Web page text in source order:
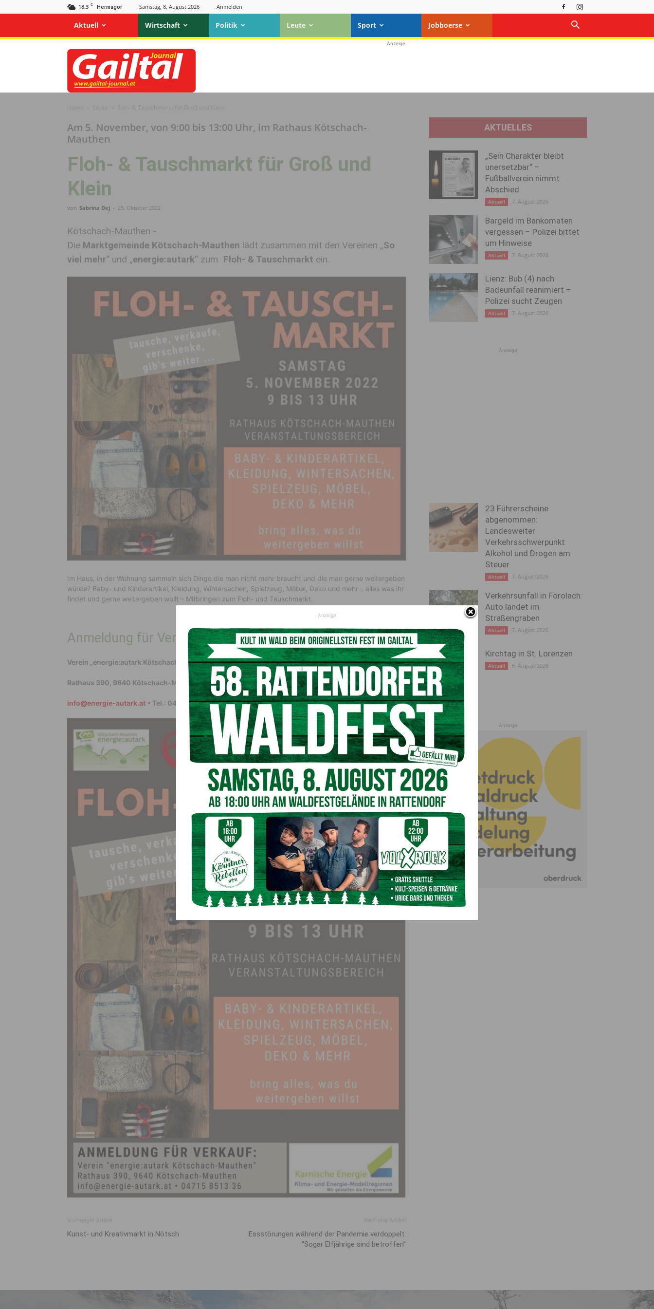
18.3 C Hermagor Samstag, 8. August 2026 Anmelden
Aktuell Wirtschaft Politik Leute Sport Jobboerse
Gailtal
Journal
Anzeige
Am 5. November, von 9:00 bis 13:00 Uhr, im Rathaus Kötschach-
Mauthen
Floh- & Tauschmarkt für Groß und
Klein
von Sabrina Dej - 25. Oktober 2022
Kötschach-Mauthen -
Die Marktgemeinde Kötschach-Mauthen lädt zusammen mit den Vereinen „So
viel mehr“ und „energie:autark“ zum Floh- & Tauschmarkt ein.
Im Haus, in der Wohnung sammeln sich Dinge die man nicht mehr braucht und die man gerne weitergeben
würde? Baby- und Kinderartikel, Kleidung, Wintersachen, Spielzeug, Möbel, Deko und mehr – alles was ihr
findet und gerne weitergeben wollt – Mitbringen zum Floh- und Tauschmarkt.
Anmeldung für Verkauf:
Verein „energie:autark Kötschach-Mauthen“
Rathaus 390, 9640 Kötschach-Mauthen
info@energie-autark.at • Tel.: 04715 8513 36
Kunst- und Kreativmarkt in Nötsch
Ess­störungen während der Pandemie verdoppelt:
“Sogar Elfjährige sind betroffen”
AKTUELLES
„Sein Charakter bleibt
unersetzbar“ –
Fußballverein nimmt
Abschied
Aktuell 7. August 2026
Bargeld im Bankomaten
vergessen – Polizei bittet
um Hinweise
Aktuell 7. August 2026
Lienz: Bub (4) nach
Badeunfall reanimiert –
Polizei sucht Zeugen
Aktuell 7. August 2026
Anzeige
23 Führerscheine
abgenommen:
Landesweiter
Verkehrsschwerpunkt
Alkohol und Drogen am
Steuer
Aktuell 7. August 2026
Verkehrsunfall in Förolach:
Auto landet im
Straßengraben
Aktuell 7. August 2026
Kirchtag in St. Lorenzen
Aktuell 6. August 2026
Anzeige
Anzeige